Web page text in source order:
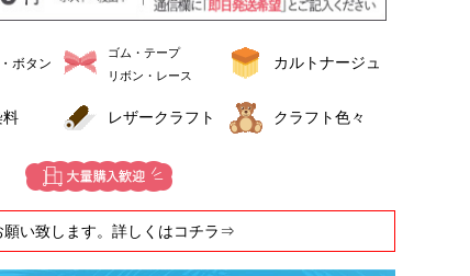
ボタン
ゴム・テープ
リボン・レース
カルトナージュ
料 レザークラフト クラフト色々
願い致します。詳しくはコチラ⇒